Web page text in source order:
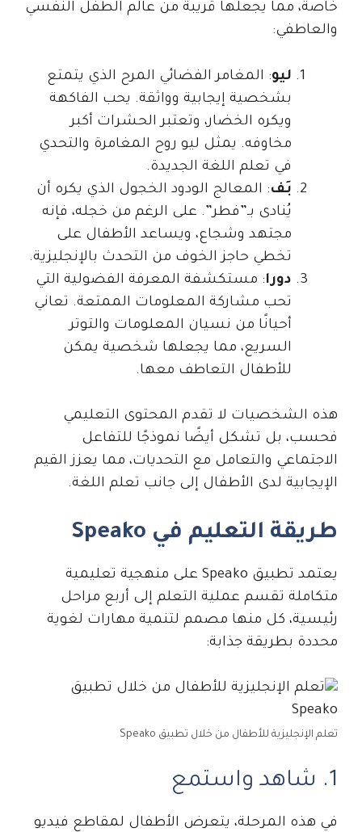
خاصة، مما يجعلها قريبة من عالم الطفل النفسي
والعاطفي:
ليو: المغامر الفضائي المرح الذي يتمتع
بشخصية إيجابية وواثقة. يحب الفاكهة
ويكره الخضار، وتعتبر الحشرات أكبر
مخاوفه. يمثل ليو روح المغامرة والتحدي
في تعلم اللغة الجديدة.
بَف: المعالج الودود الخجول الذي يكره أن
يُنادى بـ”فطر”. على الرغم من خجله، فإنه
مجتهد وشجاع، ويساعد الأطفال على
تخطي حاجز الخوف من التحدث بالإنجليزية.
دورا: مستكشفة المعرفة الفضولية التي
تحب مشاركة المعلومات الممتعة. تعاني
أحيانًا من نسيان المعلومات والتوتر
السريع، مما يجعلها شخصية يمكن
للأطفال التعاطف معها.
هذه الشخصيات لا تقدم المحتوى التعليمي
فحسب، بل تشكل أيضًا نموذجًا للتفاعل
الاجتماعي والتعامل مع التحديات، مما يعزز القيم
الإيجابية لدى الأطفال إلى جانب تعلم اللغة.
طريقة التعليم في Speako
يعتمد تطبيق Speako على منهجية تعليمية
متكاملة تقسم عملية التعلم إلى أربع مراحل
رئيسية، كل منها مصمم لتنمية مهارات لغوية
محددة بطريقة جذابة:
تعلم الإنجليزية للأطفال من خلال تطبيق Speako
1. شاهد واستمع
في هذه المرحلة، يتعرض الأطفال لمقاطع فيديو